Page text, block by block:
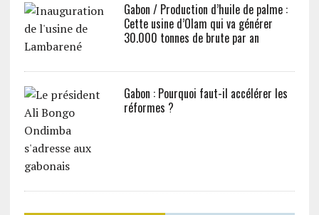
Gabon / Production d’huile de palme :
Cette usine d’Olam qui va générer
30.000 tonnes de brute par an
Gabon : Pourquoi faut-il accélérer les
réformes ?